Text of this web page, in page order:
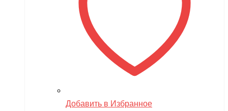
Добавить в Избранное